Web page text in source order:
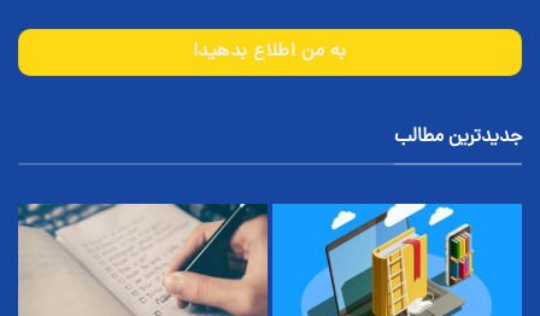
به من اطلاع بدهید!
جدیدترین مطالب